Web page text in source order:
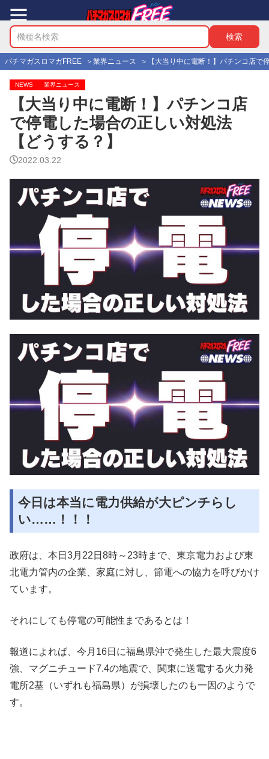
パチマガスロマガFREE 業界ニュース 【大当り中に電断！】パチンコ店
NEWS 業界ニュース
【大当り中に電断！】パチンコ店
で停電した場合の正しい対処法
【どうする？】
2022.03.22
今日は本当に電力供給が大ピンチらし
い……！！！
政府は、本日3月22日8時～23時まで、東京電力および東
北電力管内の企業、家庭に対し、節電への協力を呼びかけ
ています。
それにしても停電の可能性まであるとは！
報道によれば、今月16日に福島県沖で発生した最大震度6
強、マグニチュード7.4の地震で、関東に送電する火力発
電所2基（いずれも福島県）が損壊したのも一因のようで
す。